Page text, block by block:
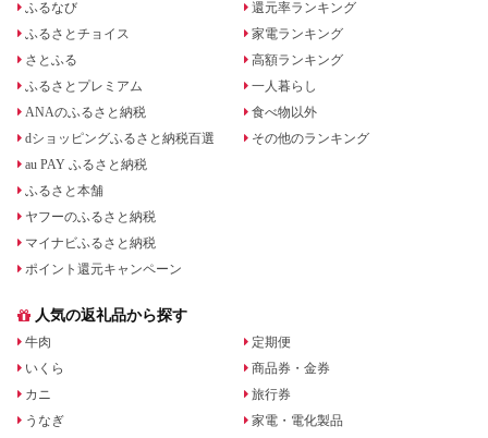
ふるなび
ふるさとチョイス
さとふる
ふるさとプレミアム
ANAのふるさと納税
dショッピングふるさと納税百選
au PAY ふるさと納税
ふるさと本舗
ヤフーのふるさと納税
マイナビふるさと納税
ポイント還元キャンペーン
還元率ランキング
家電ランキング
高額ランキング
一人暮らし
食べ物以外
その他のランキング
人気の返礼品から探す
牛肉
いくら
カニ
うなぎ
定期便
商品券・金券
旅行券
家電・電化製品